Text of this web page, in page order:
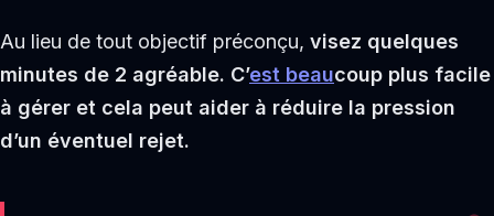
Au lieu de tout objectif préconçu, visez quelques
minutes de 2 agréable. C’est beaucoup plus facile
à gérer et cela peut aider à réduire la pression
d’un éventuel rejet.